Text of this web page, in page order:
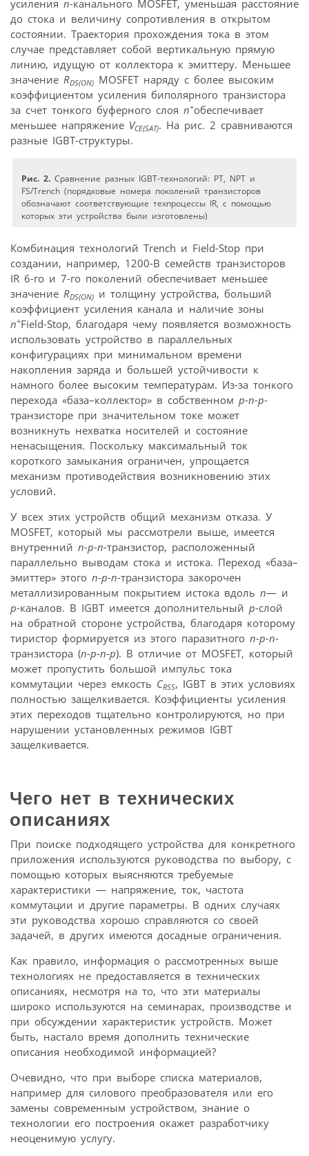
усиления n-канального MOSFET, уменьшая расстояние
до стока и величину сопротивления в открытом
состоянии. Траектория прохождения тока в этом
случае представляет собой вертикальную прямую
линию, идущую от коллектора к эмиттеру. Меньшее
значение RDS(ON) MOSFET наряду с более высоким
коэффициентом усиления биполярного транзистора
за счет тонкого буферного слоя n+обеспечивает
меньшее напряжение VCE(SAT). На рис. 2 сравниваются
разные IGBT-структуры.
Рис. 2. Сравнение разных IGBT-технологий: PT, NPT и
FS/Trench (порядковые номера поколений транзисторов
обозначают соответствующие техпроцессы IR, с помощью
которых эти устройства были изготовлены)
Комбинация технологий Trench и Field-Stop при
создании, например, 1200-В семейств транзисторов
IR 6-го и 7-го поколений обеспечивает меньшее
значение RDS(ON) и толщину устройства, больший
коэффициент усиления канала и наличие зоны
n+Field-Stop, благодаря чему появляется возможность
использовать устройство в параллельных
конфигурациях при минимальном времени
накопления заряда и большей устойчивости к
намного более высоким температурам. Из-за тонкого
перехода «база–коллектор» в собственном p-n-p-
транзисторе при значительном токе может
возникнуть нехватка носителей и состояние
ненасыщения. Поскольку максимальный ток
короткого замыкания ограничен, упрощается
механизм противодействия возникновению этих
условий.
У всех этих устройств общий механизм отказа. У
MOSFET, который мы рассмотрели выше, имеется
внутренний n-p-n-транзистор, расположенный
параллельно выводам стока и истока. Переход «база–
эмиттер» этого n-p-n-транзистора закорочен
металлизированным покрытием истока вдоль n— и
p-каналов. В IGBT имеется дополнительный p-слой
на обратной стороне устройства, благодаря которому
тиристор формируется из этого паразитного n-p-n-
транзистора (n-p-n-p). В отличие от MOSFET, который
может пропустить большой импульс тока
коммутации через емкость CRSS, IGBT в этих условиях
полностью защелкивается. Коэффициенты усиления
этих переходов тщательно контролируются, но при
нарушении установленных режимов IGBT
защелкивается.
Чего нет в технических
описаниях
При поиске подходящего устройства для конкретного
приложения используются руководства по выбору, с
помощью которых выясняются требуемые
характеристики — напряжение, ток, частота
коммутации и другие параметры. В одних случаях
эти руководства хорошо справляются со своей
задачей, в других имеются досадные ограничения.
Как правило, информация о рассмотренных выше
технологиях не предоставляется в технических
описаниях, несмотря на то, что эти материалы
широко используются на семинарах, производстве и
при обсуждении характеристик устройств. Может
быть, настало время дополнить технические
описания необходимой информацией?
Очевидно, что при выборе списка материалов,
например для силового преобразователя или его
замены современным устройством, знание о
технологии его построения окажет разработчику
неоценимую услугу.